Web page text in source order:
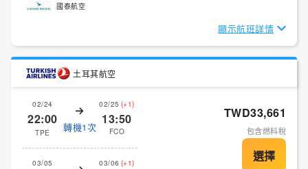
國泰航空
顯示航班詳情
土耳其航空
02/24
22:00
TPE 轉機1次
02/25 (+1)
13:50
FCO
03/05 03/06 (+1)
TWD33,661
包含燃料稅